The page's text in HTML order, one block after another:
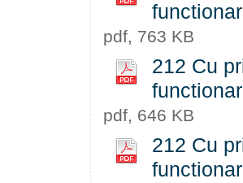
pdf, 763 KB
212 Cu
pdf, 646 KB
212 Cu